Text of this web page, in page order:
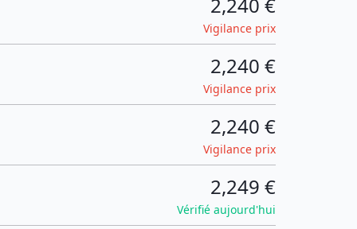
Vigilance prix
2,240 €
Vigilance prix
2,240 €
Vigilance prix
2,249 €
Vérifié aujourd'hui